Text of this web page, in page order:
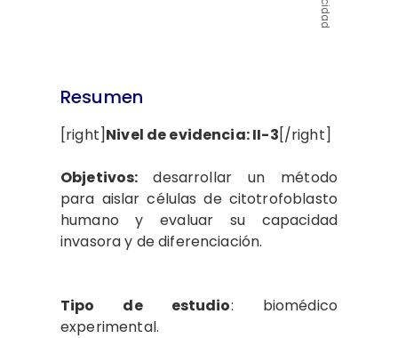
Resumen
[right]Nivel de evidencia: II-3[/right]
Objetivos:desarrollar un método
para aislar células de citotrofoblasto
humano y evaluar su capacidad
invasora y de diferenciación.
Tipo de estudio: biomédico
experimental.